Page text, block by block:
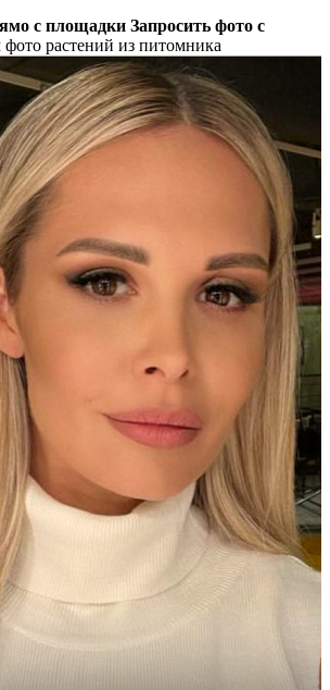
с площадки Запросить фото с
растений из питомника